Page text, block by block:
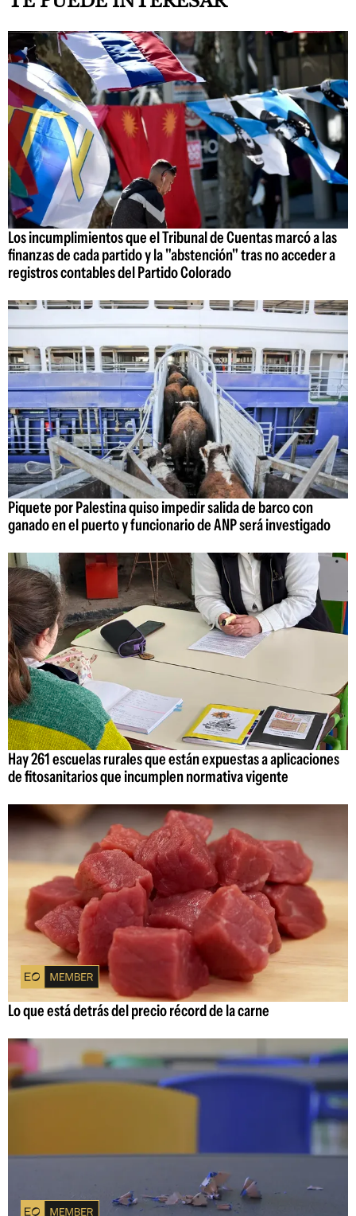
Los incumplimientos que el Tribunal de Cuentas marcó a las
finanzas de cada partido y la "abstención" tras no acceder a
registros contables del Partido Colorado
Piquete por Palestina quiso impedir salida de barco con
ganado en el puerto y funcionario de ANP será investigado
Hay 261 escuelas rurales que están expuestas a aplicaciones
de fitosanitarios que incumplen normativa vigente
Lo que está detrás del precio récord de la carne